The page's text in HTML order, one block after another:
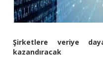
Şirketlere veriye
kazandıracak